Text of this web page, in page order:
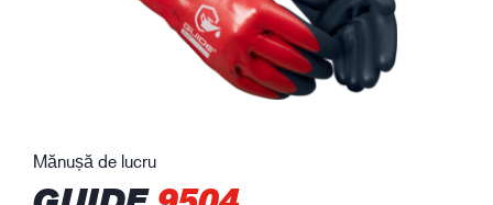
Mănușă de lucru